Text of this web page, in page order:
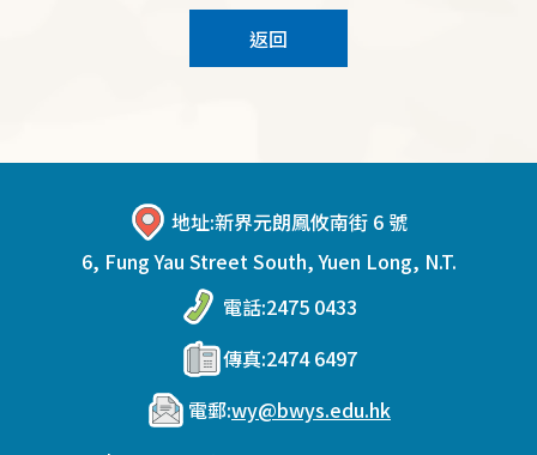
返回
地址:新界元朗鳳攸南街 6 號
6, Fung Yau Street South, Yuen Long, N.T.
電話:2475 0433
傳真:2474 6497
電郵:wy@bwys.edu.hk